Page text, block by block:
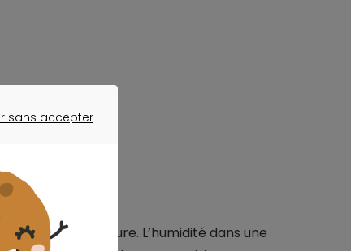
?
éviter la moisissure. L’humidité dans une
sans accepter